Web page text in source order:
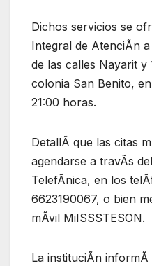
Dichos servicios se
Integral de AtenciÃn
de las calles Nayarit y
colonia San Benito,
21:00 horas.
DetallÃ que las citas
agendarse a travÃs
TelefÃnica, en los
6623190067, o bien
mÃvil MiISSSTESON.
La instituciÃn informÃ